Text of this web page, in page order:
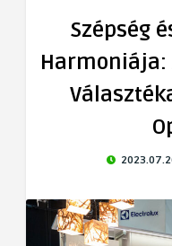
Szépség
Harmoniája: